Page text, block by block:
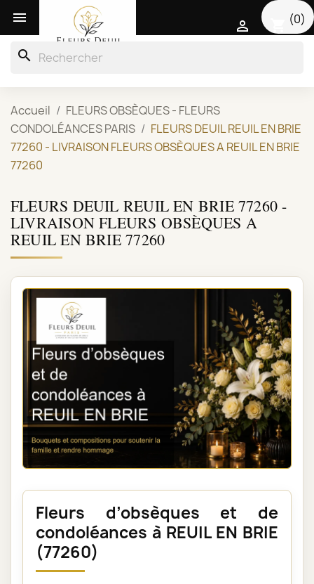
 (0)

search
Accueil
FLEURS OBSÈQUES - FLEURS
CONDOLÉANCES PARIS
FLEURS DEUIL REUIL EN BRIE
77260 - LIVRAISON FLEURS OBSÈQUES A REUIL EN BRIE
77260
FLEURS DEUIL REUIL EN BRIE 77260 -
LIVRAISON FLEURS OBSÈQUES A
REUIL EN BRIE 77260
Fleurs d’obsèques et de
condoléances à REUIL EN BRIE
(77260)